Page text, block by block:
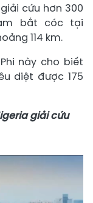
cứu hơn 300
bắt cóc tại
114 km.
này cho biết
diệt được 175
giải cứu